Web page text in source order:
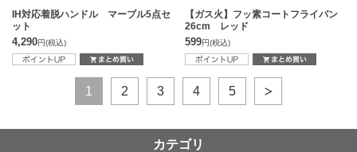
IH対応着脱ハンドル マーブル5点セ
ット
4,290円(税込)
【ガス火】フッ素コートフライパン
26cm レッド
599円(税込)
1 2 3 4 5
カテゴリ